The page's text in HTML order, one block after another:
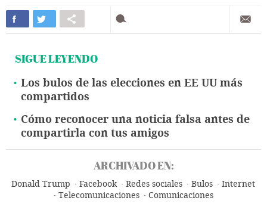
SIGUE LEYENDO
Los bulos de las elecciones en EE UU más
compartidos
Cómo reconocer una noticia falsa antes de
compartirla con tus amigos
ARCHIVADO EN:
Donald Trump Facebook Redes sociales Bulos
Internet
Telecomunicaciones
Comunicaciones